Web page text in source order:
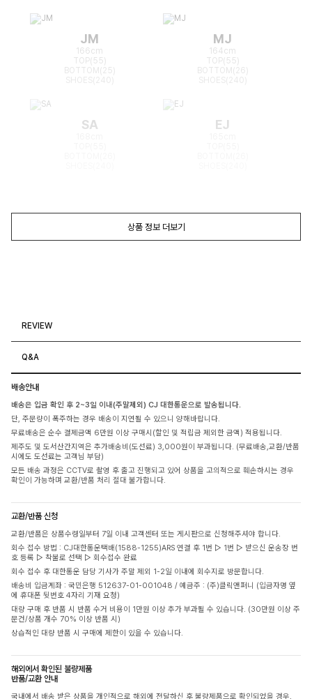
JM
166cm
TOP(55)
BOTTOM(25)
MJ
164cm
TOP(55)
BOTTOM(26)
SA EJ
상품 정보 더보기
REVIEW
Q&A
배송안내
배송은 입금 확인 후 2~3일 이내(주말제외) CJ 대한통운으로 발송됩니다.
단, 주문량이 폭주하는 경우 배송이 지연될 수 있으니 양해바랍니다.
무료배송은 순수 결제금액 6만원 이상 구매시(할인 및 적립금 제외한 금액) 적용됩니다.
제주도 및 도서산간지역은 추가배송비(도선료) 3,000원이 부과됩니다. (무료배송,교환/반품
시에도 도선료는 고객님 부담)
모든 배송 과정은 CCTV로 촬영 후 출고 진행되고 있어 상품을 고의적으로 훼손하시는 경우
확인이 가능하며 교환/반품 처리 절대 불가합니다.
교환/반품 신청
교환/반품은 상품수령일부터 7일 이내 고객센터 또는 게시판으로 신청해주셔야 합니다.
회수 접수 방법 : CJ대한통운택배(1588-1255)ARS 연결 후 1번 ▷ 1번 ▷ 받으신 운송장 번
호 등록 ▷ 착불로 선택 ▷ 회수접수 완료
회수 접수 후 대한통운 담당 기사가 주말 제외 1-2일 이내에 회수지로 방문합니다.
배송비 입금계좌 : 국민은행 512637-01-001048 / 예금주 : (주)클릭앤퍼니 (입금자명 옆
에 휴대폰 뒷번호 4자리 기재 요청)
대량 구매 후 반품 시 반품 수거 비용이 1만원 이상 추가 부과될 수 있습니다. (30만원 이상 주
문건/상품 개수 70% 이상 반품 시)
상습적인 대량 반품 시 구매에 제한이 있을 수 있습니다.
해외에서 확인된 불량제품
반품/교환 안내
국내에서 배송 받은 상품을 개인적으로 해외에 전달하신 후 불량제품으로 확인되었을 경우,